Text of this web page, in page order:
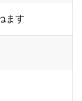
ます